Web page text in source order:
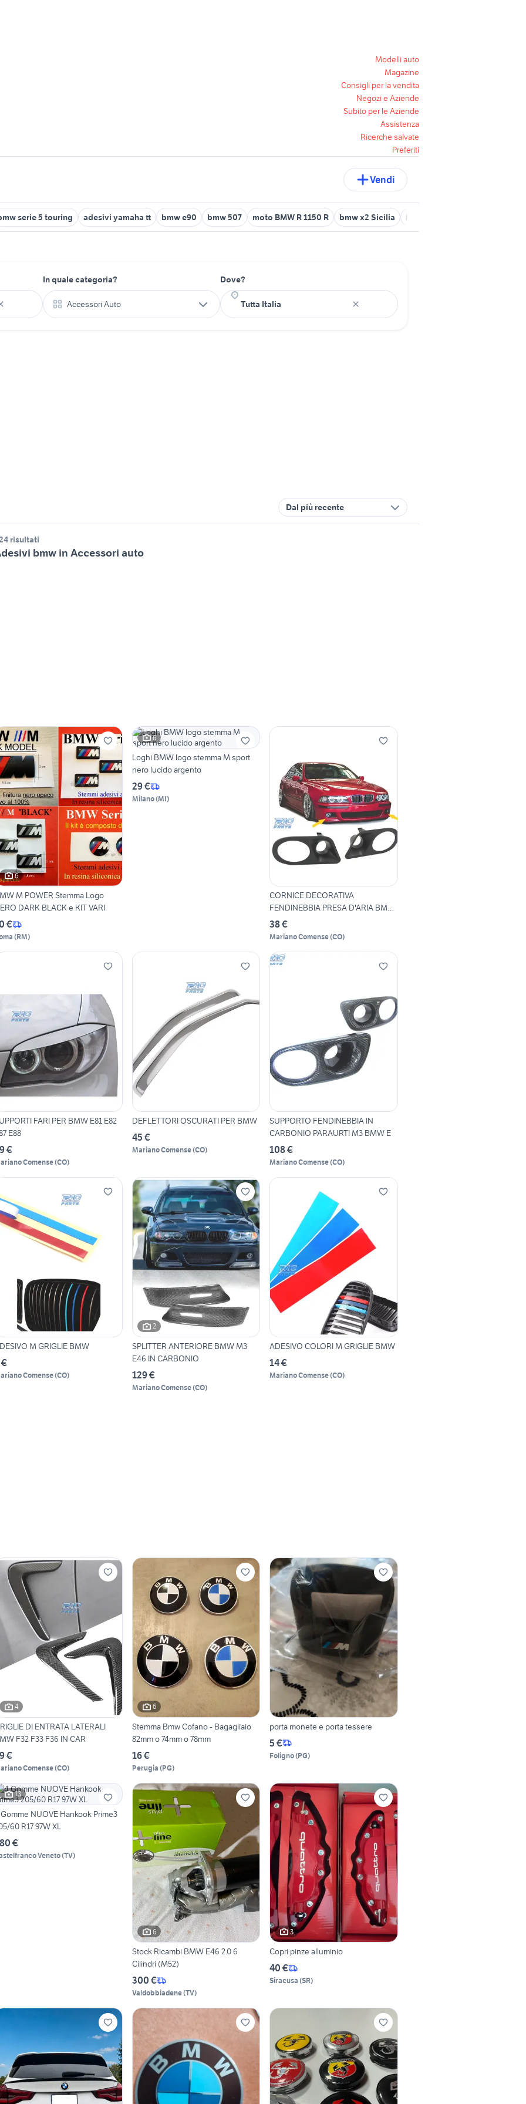
Modelli auto
Magazine
Consigli per la vendita
Negozi e Aziende
Subito per le Aziende
Assistenza
Ricerche salvate
Preferiti
Vendi
serie 5 touring adesivi yamaha tt bmw e90 bmw 507 moto BMW R 1150 R bmw x2 Sicilia bmw z4 usata lombardia
In quale categoria?
Accessori Auto
Dove?
Dal più recente
risultati
bmw in Accessori auto
6
M POWER Stemma Logo
DARK BLACK e KIT VARI
€
(RM)
6
Loghi BMW logo stemma M sport
nero lucido argento
29 €
Milano(MI)
CORNICE DECORATIVA
FENDINEBBIA PRESA D'ARIA BMW
E3
38 €
Mariano Comense(CO)
FARI PER BMW E81 E82
E88
€
Comense(CO)
DEFLETTORI OSCURATI PER BMW
45 €
Mariano Comense(CO)
SUPPORTO FENDINEBBIA IN
CARBONIO PARAURTI M3 BMW E
108 €
Mariano Comense(CO)
M GRIGLIE BMW
Comense(CO)
2
SPLITTER ANTERIORE BMW M3
E46 IN CARBONIO
129 €
Mariano Comense(CO)
ADESIVO COLORI M GRIGLIE BMW
14 €
Mariano Comense(CO)
4
DI ENTRATA LATERALI
F32 F33 F36 IN CAR
€
Comense(CO)
6
Stemma Bmw Cofano - Bagagliaio
82mm o 74mm o 78mm
16 €
Perugia (PG)
porta monete e porta tessere
5 €
Foligno(PG)
13
NUOVE Hankook Prime3
60 R17 97W XL
€
Veneto(TV)
6
Stock Ricambi BMW E46 2.0 6
Cilindri (M52)
300 €
Valdobbiadene(TV)
3
Copri pinze alluminio
40 €
Siracusa (SR)